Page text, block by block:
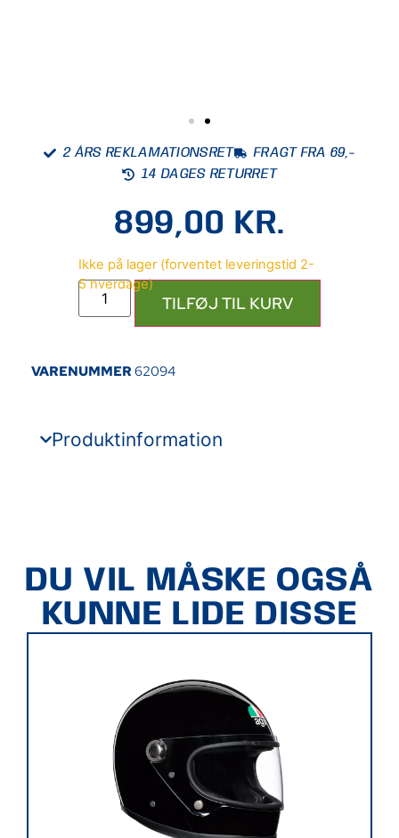
2 ÅRS REKLAMATIONSRET
FRAGT FRA 69,-
14 DAGES RETURRET
899,00 KR.
TILFØJ TIL KURV
VARENUMMER 62094
Produktinformation
DU VIL MÅSKE OGSÅ
KUNNE LIDE DISSE